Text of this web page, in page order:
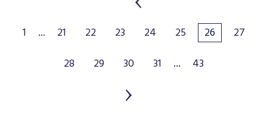
1 ... 21 22 23 24 25 26
27
28
29 30 31 ... 43